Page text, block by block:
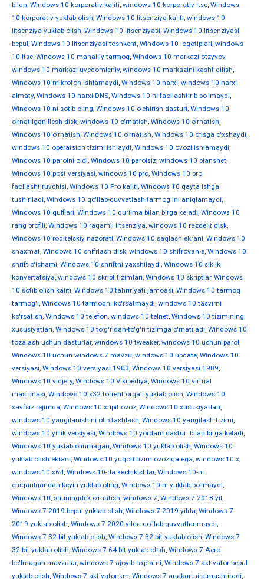
bilan, Windows 10 korporativ kaliti, windows 10 korporativ ltsc, Windows
10 korporativ yuklab olish, Windows 10 litsenziya kaliti, windows 10
litsenziya yuklab olish, Windows 10 litsenziyasi, Windows 10 litsenziyasi
bepul, Windows 10 litsenziyasi toshkent, Windows 10 logotiplari, windows
10 ltsc, Windows 10 mahalliy tarmoq, Windows 10 markazi otzyvov,
windows 10 markazi uvedomleniy, windows 10 markazini kashf qilish,
Windows 10 mikrofon ishlamaydi, Windows 10 narxi, windows 10 narxi
almaty, Windows 10 narxi DNS, Windows 10 ni faollashtirib bo'lmaydi,
Windows 10 ni sotib oling, Windows 10 o'chirish dasturi, Windows 10
o'rnatilgan flesh-disk, windows 10 o'rnatish, Windows 10 o'rnatish,
Windows 10 o'rnatish, Windows 10 o'rnatish, Windows 10 ofisga o'xshaydi,
windows 10 operatsion tizimi ishlaydi, Windows 10 ovozi ishlamaydi,
Windows 10 parolni oldi, Windows 10 parolsiz, windows 10 planshet,
Windows 10 post versiyasi, windows 10 pro, Windows 10 pro
faollashtiruvchisi, Windows 10 Pro kaliti, Windows 10 qayta ishga
tushiriladi, Windows 10 qo'llab-quvvatlash tarmog'ini aniqlamaydi,
Windows 10 qulflari, Windows 10 qurilma bilan birga keladi, Windows 10
rang profili, Windows 10 raqamli litsenziya, windows 10 razdelit disk,
Windows 10 roditelskiy nazorati, Windows 10 saqlash ekrani, Windows 10
shaxmat, Windows 10 shifrlash disk, windows 10 shifrovanie, Windows 10
shrift o'lchami, Windows 10 shriftni yaxshilaydi, Windows 10 siklik
konvertatsiya, windows 10 skript tizimlari, Windows 10 skriptlar, Windows
10 sotib olish kaliti, Windows 10 tahririyati jamoasi, Windows 10 tarmoq
tarmog'i, Windows 10 tarmoqni ko'rsatmaydi, windows 10 tasvirni
ko'rsatish, Windows 10 telefon, windows 10 telnet, Windows 10 tizimining
xususiyatlari, Windows 10 to'g'ridan-to'g'ri tizimga o'rnatiladi, Windows 10
tozalash uchun dasturlar, windows 10 tweaker, windows 10 uchun parol,
Windows 10 uchun windows 7 mavzu, windows 10 update, Windows 10
versiyasi, Windows 10 versiyasi 1903, Windows 10 versiyasi 1909,
Windows 10 vidjety, Windows 10 Vikipediya, Windows 10 virtual
mashinasi, Windows 10 x32 torrent orqali yuklab olish, Windows 10
xavfsiz rejimda, Windows 10 xripit ovoz, Windows 10 xususiyatlari,
windows 10 yangilanishini olib tashlash, Windows 10 yangilash tizimi,
windows 10 yillik versiyasi, Windows 10 yordam dasturi bilan birga keladi,
Windows 10 yuklab olinmagan, Windows 10 yuklab olish, Windows 10
yuklab olish ekrani, Windows 10 yuqori tizim ovoziga ega, windows 10 х,
windows 10 х64, Windows 10-da kechikishlar, Windows 10-ni
chiqarilgandan keyin yuklab oling, Windows 10-ni yuklab bo'lmaydi,
Windows 10, shuningdek o'rnatish, windows 7, Windows 7 2018 yil,
Windows 7 2019 bepul yuklab olish, Windows 7 2019 yilda, Windows 7
2019 yuklab olish, Windows 7 2020 yilda qo'llab-quvvatlanmaydi,
Windows 7 32 bit yuklab olish, Windows 7 32 bit yuklab olish, Windows 7
32 bit yuklab olish, Windows 7 64 bit yuklab olish, Windows 7 Aero
bo'lmagan mavzular, windows 7 ajoyib to'plami, Windows 7 aktivator bepul
yuklab olish, Windows 7 aktivator km, Windows 7 anakartni almashtiradi,